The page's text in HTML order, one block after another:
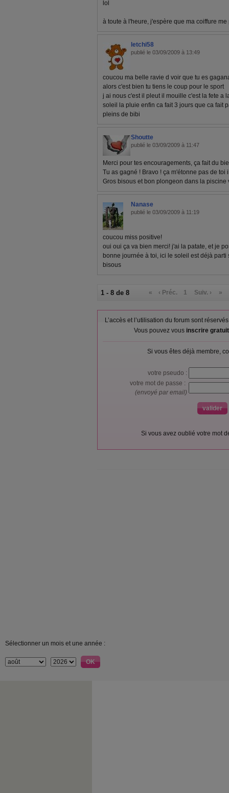
lol
à toute à l'heure, j'espère que ma coiffure
letchi58
publié le 03/09/2009 à 13:49
coucou ma belle ravie d voir que tu es
alors c'est bien tu tiens le coup pour le sport
j ai nous c'est il pleut il mouille c'est la fete a
soleil la pluie enfin ca fait 3 jours que ca fait
pleins de bibi
Shoutte
publié le 03/09/2009 à 11:47
Merci pour tes encouragements, ça fait du
Tu as gagné ! Bravo ! ça m'étonne pas de toi
Gros bisous et bon plongeon dans la piscine
Nanase
publié le 03/09/2009 à 11:19
coucou miss positive!
oui oui ça va bien merci! j'ai la patate, et je
bonne journée à toi, ici le soleil est déjà parti
bisous
1 - 8 de 8 « ‹ Préc. 1 Suiv. › »
L’accès et l’utilisation du forum sont
Vous pouvez vous inscrire
Si vous êtes déjà membre,
votre pseudo :
votre mot de passe :
(envoyé par email)
Si vous avez oublié votre mot
Sélectionner un mois et une année :